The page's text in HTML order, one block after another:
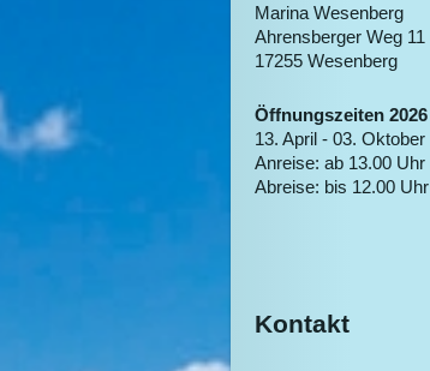
Marina Wesenberg
Ahrensberger Weg 11
17255 Wesenberg
Öffnungszeiten 2026
13. April - 03. Oktober
Anreise: ab 13.00 Uhr
Abreise: bis 12.00 Uhr
Kontakt